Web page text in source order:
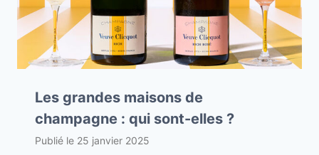
Les grandes maisons de
champagne : qui sont-elles ?
Publié le 25 janvier 2025